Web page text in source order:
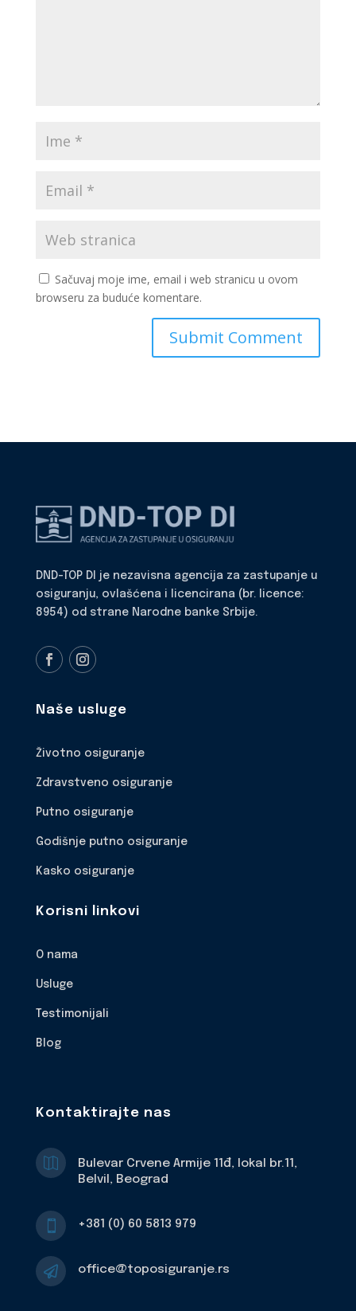
Sačuvaj moje ime, email i web stranicu u ovom
browseru za buduće komentare.
DND-TOP DI je nezavisna agencija za zastupanje u
osiguranju, ovlašćena i licencirana (br. licence:
8954) od strane Narodne banke Srbije.
Naše usluge
Životno osiguranje
Zdravstveno osiguranje
Putno osiguranje
Godišnje putno osiguranje
Kasko osiguranje
Korisni linkovi
O nama
Usluge
Testimonijali
Blog
Kontaktirajte nas

Bulevar Crvene Armije 11đ, lokal br.11,
Belvil, Beograd
 +381 (0) 60 5813 979
 office@toposiguranje.rs